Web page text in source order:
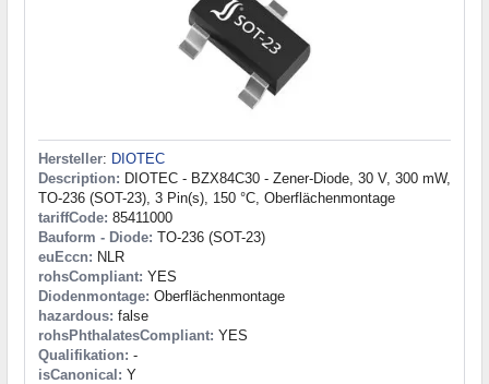
Hersteller: DIOTEC
Description: DIOTEC - BZX84C30 - Zener-Diode, 30 V, 300 mW,
TO-236 (SOT-23), 3 Pin(s), 150 °C, Oberflächenmontage
tariffCode: 85411000
Bauform - Diode: TO-236 (SOT-23)
euEccn: NLR
rohsCompliant: YES
Diodenmontage: Oberflächenmontage
hazardous: false
rohsPhthalatesCompliant: YES
Qualifikation: -
isCanonical: Y